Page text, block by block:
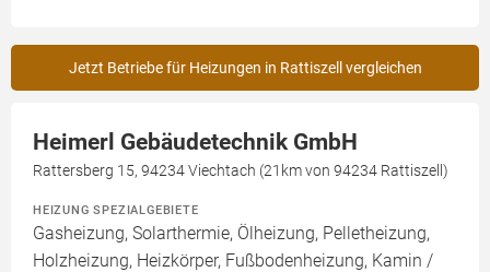
Jetzt Betriebe für Heizungen in Rattiszell vergleichen
Heimerl Gebäudetechnik GmbH
Rattersberg 15, 94234 Viechtach (21km von 94234 Rattiszell)
HEIZUNG SPEZIALGEBIETE
Gasheizung, Solarthermie, Ölheizung, Pelletheizung,
Holzheizung, Heizkörper, Fußbodenheizung, Kamin /